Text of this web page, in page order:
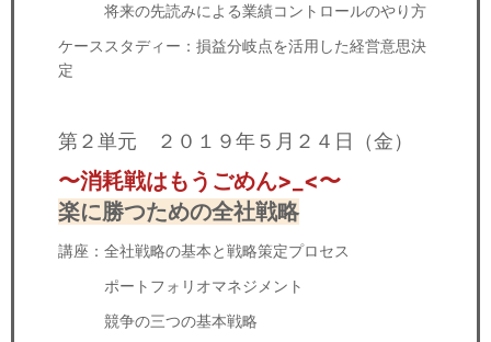
将来の先読みによる業績コントロールのやり方
ケーススタディー：損益分岐点を活用した経営意思決
定
第２単元 ２０１９年５月２４日（金）
〜消耗戦はもうごめん>_<〜
楽に勝つための全社戦略
講座：全社戦略の基本と戦略策定プロセス
ポートフォリオマネジメント
競争の三つの基本戦略